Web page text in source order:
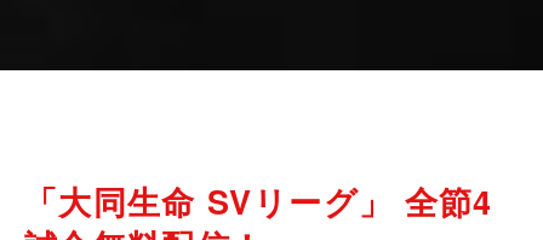
「大同生命 SVリーグ」 全節4